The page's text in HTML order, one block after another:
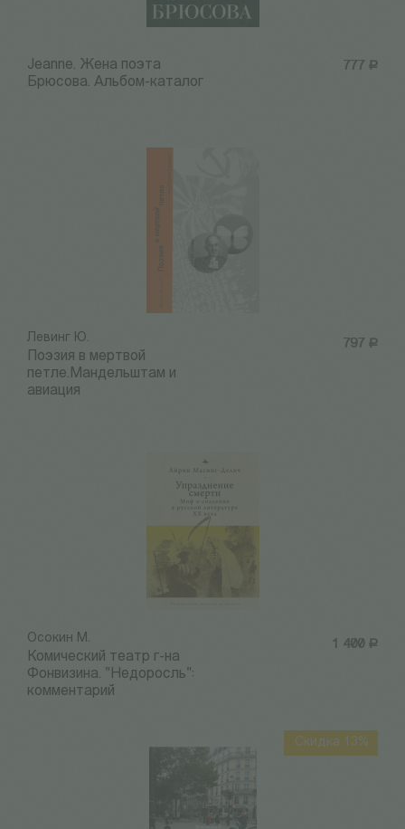
777 Р
Jeanne. Жена поэта
Брюсова. Альбом-каталог
797 Р
Левинг Ю.
Поэзия в мертвой
петле.Мандельштам и
авиация
1 400 Р
Осокин М.
Комический театр г-на
Фонвизина. "Недоросль":
комментарий
Скидка 13%